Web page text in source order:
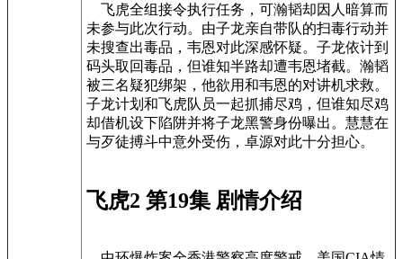
飞虎全组接令执行任务，可瀚韬却因人暗算而
未参与此次行动。由子龙亲自带队的扫毒行动并
未搜查出毒品，韦恩对此深感怀疑。子龙依计到
码头取回毒品，但谁知半路却遭韦恩堵截。瀚韬
被三名疑犯绑架，他欲用和韦恩的对讲机求救。
子龙计划和飞虎队员一起抓捕尽鸡，但谁知尽鸡
却借机设下陷阱并将子龙黑警身份曝出。慧慧在
与歹徒搏斗中意外受伤，卓源对此十分担心。
飞虎2 第19集 剧情介绍